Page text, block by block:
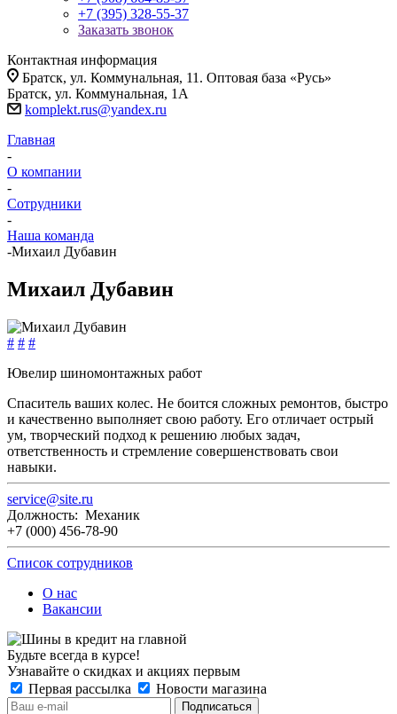
+7 (395) 328-55-37
Заказать звонок
Контактная информация
Братск, ул. Коммунальная, 11. Оптовая база «Русь»
Братск, ул. Коммунальная, 1А
komplekt.rus@yandex.ru
Главная
-
О компании
-
Сотрудники
-
Наша команда
-Михаил Дубавин
Михаил Дубавин
# # #
Ювелир шиномонтажных работ
Спаситель ваших колес. Не боится сложных ремонтов, быстро
и качественно выполняет свою работу. Его отличает острый
ум, творческий подход к решению любых задач,
ответственность и стремление совершенствовать свои
навыки.
service@site.ru
Должность: Механик
+7 (000) 456-78-90
Список сотрудников
О нас
Вакансии
Будьте всегда в курсе!
Узнавайте о скидках и акциях первым
Первая рассылка
Новости магазина